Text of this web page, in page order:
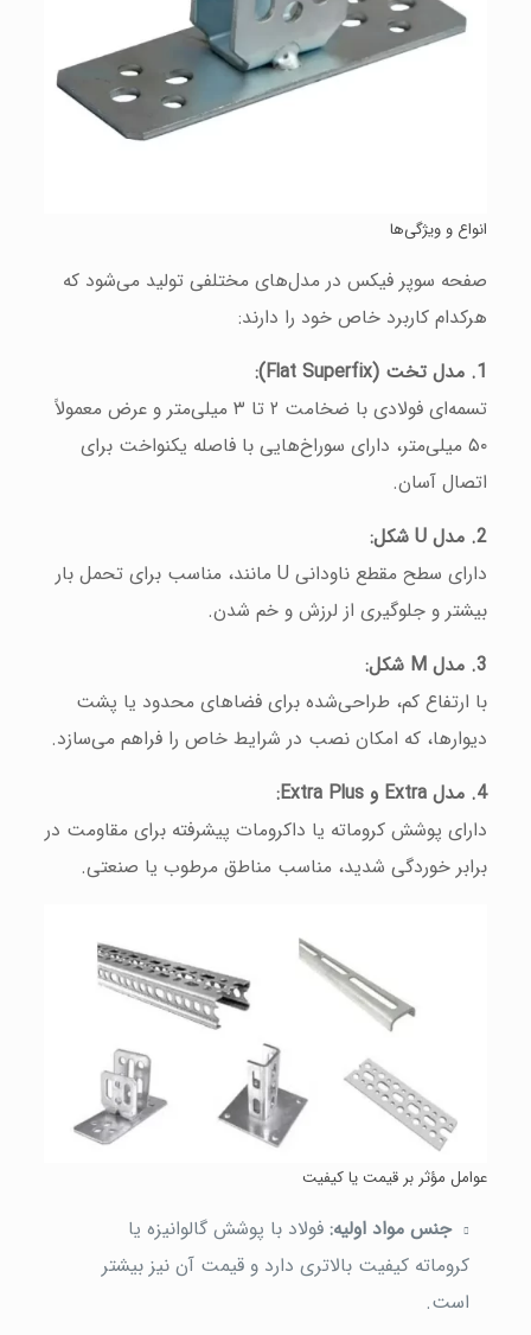
انواع و ویژگی‌ها
صفحه سوپر فیکس در مدل‌های مختلفی تولید می‌شود که
هرکدام کاربرد خاص خود را دارند:
1. مدل تخت (Flat Superfix):
تسمه‌ای فولادی با ضخامت ۲ تا ۳ میلی‌متر و عرض معمولاً
۵۰ میلی‌متر، دارای سوراخ‌هایی با فاصله یکنواخت برای
اتصال آسان.
2. مدل U شکل:
دارای سطح مقطع ناودانی U مانند، مناسب برای تحمل بار
بیشتر و جلوگیری از لرزش و خم شدن.
3. مدل M شکل:
با ارتفاع کم، طراحی‌شده برای فضاهای محدود یا پشت
دیوارها، که امکان نصب در شرایط خاص را فراهم می‌سازد.
4. مدل Extra و Extra Plus:
دارای پوشش کروماته یا داکرومات پیشرفته برای مقاومت در
برابر خوردگی شدید، مناسب مناطق مرطوب یا صنعتی.
عوامل مؤثر بر قیمت یا کیفیت
جنس مواد اولیه:فولاد با پوشش گالوانیزه یا
کروماته کیفیت بالاتری دارد و قیمت آن نیز بیشتر
است.